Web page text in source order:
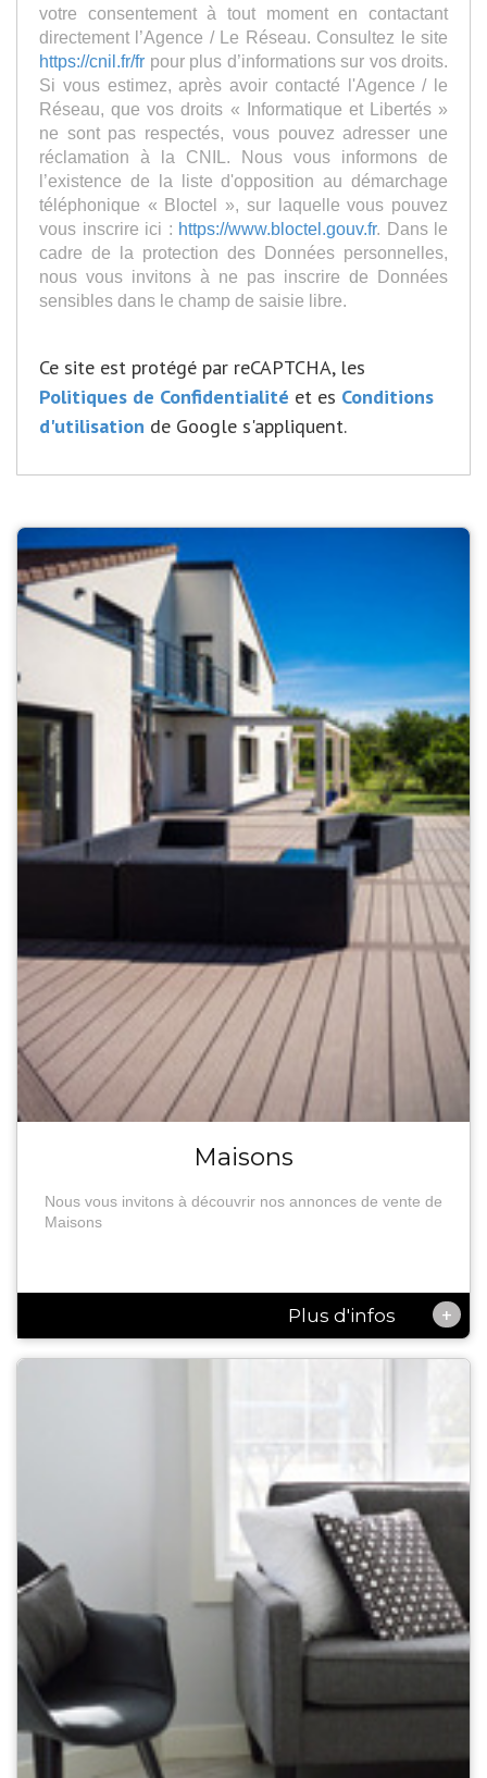
votre consentement à tout moment en contactant
directement l’Agence / Le Réseau. Consultez le site
https://cnil.fr/fr pour plus d’informations sur vos droits.
Si vous estimez, après avoir contacté l'Agence / le
Réseau, que vos droits « Informatique et Libertés »
ne sont pas respectés, vous pouvez adresser une
réclamation à la CNIL. Nous vous informons de
l’existence de la liste d'opposition au démarchage
téléphonique « Bloctel », sur laquelle vous pouvez
vous inscrire ici : https://www.bloctel.gouv.fr. Dans le
cadre de la protection des Données personnelles,
nous vous invitons à ne pas inscrire de Données
sensibles dans le champ de saisie libre.
Ce site est protégé par reCAPTCHA, les
Politiques de Confidentialité et es Conditions
d'utilisation de Google s'appliquent.
Maisons
Nous vous invitons à découvrir nos annonces de vente de
Maisons
Plus d'infos +